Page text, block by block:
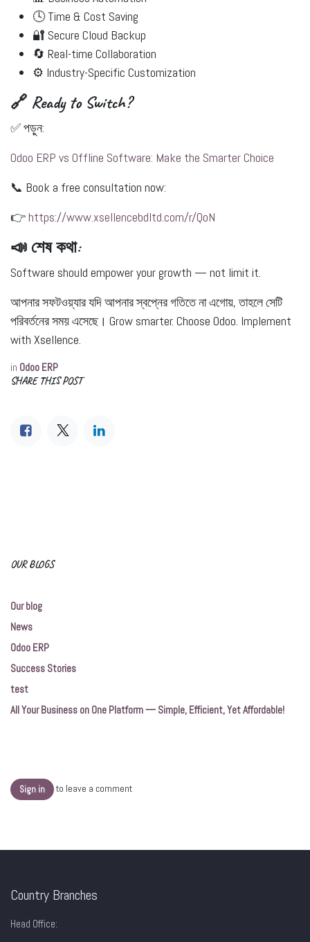
🕓 Time & Cost Saving
🔐 Secure Cloud Backup
🔄 Real-time Collaboration
⚙️ Industry-Specific Customization
🔗 Ready to Switch?
✅ পড়ুন:
Odoo ERP vs Offline Software: Make the Smarter Choice
📞 Book a free consultation now:
👉https://www.xsellencebdltd.com/r/QoN
📣 শেষ কথা:
Software should empower your growth — not limit it.
আপনার সফটওয়্যার যদি আপনার স্বপ্নের গতিতে না এগোয়, তাহলে সেটি
পরিবর্তনের সময় এসেছে। Grow smarter. Choose Odoo. Implement
with Xsellence.
in Odoo ERP
SHARE THIS POST
OUR BLOGS
Our blog
News
Odoo ERP
Success Stories
test
All Your Business on One Platform — Simple, Efficient, Yet Affordable!
Sign in to leave a comment
Country Branches
Head Office: